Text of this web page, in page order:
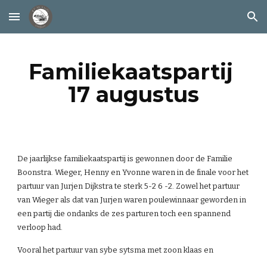
Skip to main content Skip to navigation
Familiekaatspartij
17 augustus
De jaarlijkse familiekaatspartij is gewonnen door de Familie
Boonstra. Wieger, Henny en Yvonne waren in de finale voor het
partuur van Jurjen Dijkstra te sterk 5-2 6 -2. Zowel het partuur
van Wieger als dat van Jurjen waren poulewinnaar geworden in
een partij die ondanks de zes parturen toch een spannend
verloop had.
Vooral het partuur van sybe sytsma met zoon klaas en